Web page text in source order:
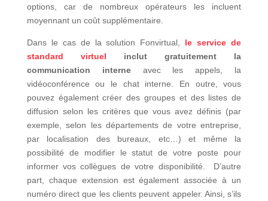
options, car de nombreux opérateurs les incluent
moyennant un coût supplémentaire.
Dans le cas de la solution Fonvirtual, le service de
standard virtuel inclut gratuitement la
communication interneavec les appels, la
vidéoconférence ou le chat interne. En outre, vous
pouvez également créer des groupes et des listes de
diffusion selon les critères que vous avez définis (par
exemple, selon les départements de votre entreprise,
par localisation des bureaux, etc…) et même la
possibilité de modifier le statut de votre poste pour
informer vos collègues de votre disponibilité. D’autre
part, chaque extension est également associée à un
numéro direct que les clients peuvent appeler. Ainsi, s’ils